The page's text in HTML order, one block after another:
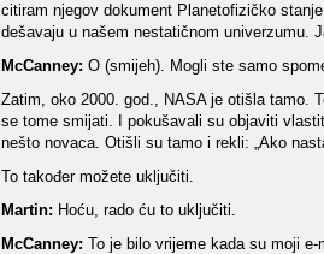
citiram njegov dokument Planetofizičko
dešavaju u našem nestatičnom univerzumu.
McCanney: O (smijeh). Mogli ste samo
Zatim, oko 2000. god., NASA je otišla tamo.
se tome smijati. I pokušavali su objaviti
nešto novaca. Otišli su tamo i rekli: „Ako
To također možete uključiti.
Martin: Hoću, rado ću to uključiti.
McCanney: To je bilo vrijeme kada su moji